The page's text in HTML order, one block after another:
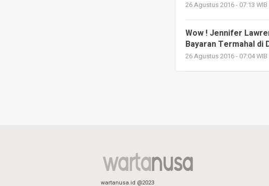
26 Agustus 2016 - 07:13 WIB
Wow ! Jennifer
Bayaran Termahal di
26 Agustus 2016 - 07:04 WIB
wartanusa.id @2023